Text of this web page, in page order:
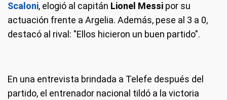
Scaloni, elogió al capitán Lionel Messi por su
actuación frente a Argelia. Además, pese al 3 a 0,
destacó al rival: "Ellos hicieron un buen partido".
En una entrevista brindada a Telefe después del
partido, el entrenador nacional tildó a la victoria